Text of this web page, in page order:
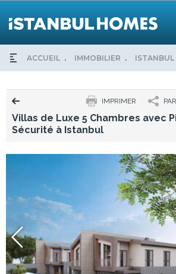
ACCUEIL IMMOBILIER ISTANBUL
IMPRIMER
Villas de Luxe 5 Chambres avec
Sécurité à Istanbul